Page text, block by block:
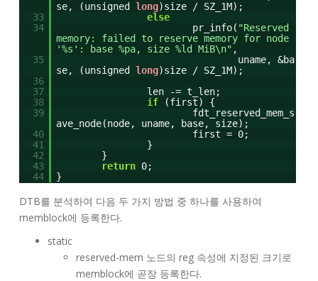
se, (unsigned long)size / SZ_1M);
33
else
34
pr_info( "Reserved
memory: failed to reserve memory for node
'%s': base %pa, size %ld MiB\n" ,
35
uname, &ba
se, (unsigned long)size / SZ_1M);
36
37
len -= t_len;
38
if
(first) {
39
fdt_reserved_mem_s
ave_node(node, uname, base, size);
40
first = 0;
41
}
42
}
43
return 0;
44
}
DTB를 분석하여 다음 두 가지 방법 중 하나를 사용하여
memblock에 등록한다.
static
reserved-mem 노드의 reg 속성에 지정된 크기로
memblock에 곧장 등록한다.